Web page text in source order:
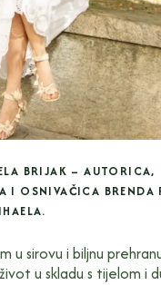
BRIJAK – AUTORICA,
I OSNIVAČICA BRENDA
u sirovu i biljnu
u skladu s tijelom i